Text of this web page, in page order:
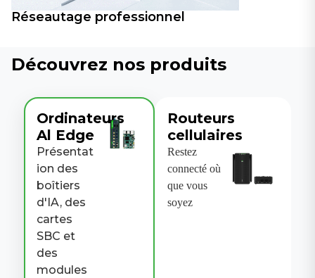
Réseautage professionnel
Découvrez nos produits
Ordinateurs
Al Edge
Présentat
ion des
boîtiers
d'IA, des
cartes
SBC et
des
modules
Routeurs
cellulaires
Restez
connecté où
que vous
soyez